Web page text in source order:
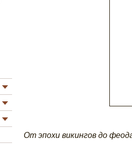
От эпохи викингов до